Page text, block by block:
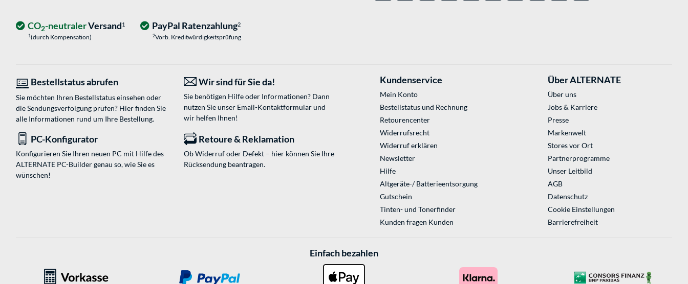
CO2-neutralerVersand1
1(durch Kompensation)
PayPal Ratenzahlung2
2Vorb. Kreditwürdigkeitsprüfung
Bestellstatus abrufen
Sie möchten Ihren Bestellstatus einsehen oder
die Sendungsverfolgung prüfen? Hier finden Sie
alle Informationen rund um Ihre Bestellung.
Wir sind für Sie da!
Sie benötigen Hilfe oder Informationen? Dann
nutzen Sie unser Email-Kontaktformularund
wir helfen Ihnen!
PC-Konfigurator
Konfigurieren Sie Ihren neuen PC mit Hilfe des
ALTERNATE PC-Builder genau so, wie Sie es
wünschen!
Retoure & Reklamation
Ob Widerruf oder Defekt – hier können Sie Ihre
Rücksendung beantragen.
Kundenservice
Mein Konto
Bestellstatus und Rechnung
Retourencenter
Widerrufsrecht
Widerruf erklären
Newsletter
Hilfe
Altgeräte-/ Batterieentsorgung
Gutschein
Tinten- und Tonerfinder
Kunden fragen Kunden
Über ALTERNATE
Über uns
Jobs & Karriere
Presse
Markenwelt
Stores vor Ort
Partnerprogramme
Unser Leitbild
AGB
Datenschutz
Cookie Einstellungen
Barrierefreiheit
Einfach bezahlen